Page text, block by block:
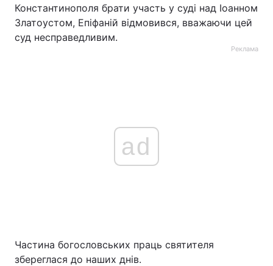
Константинополя брати участь у суді над Іоанном
Златоустом, Епіфаній відмовився, вважаючи цей
суд несправедливим.
Реклама
ad
Частина богословських праць святителя
збереглася до наших днів.